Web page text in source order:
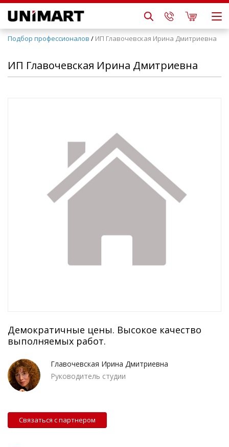
Подбор профессионалов / ИП Главочевская Ирина Дмитриевна
ИП Главочевская Ирина Дмитриевна
Демократичные цены. Высокое качество
выполняемых работ.
Главочевская Ирина Дмитриевна
Руководитель студии
Связаться с партнером